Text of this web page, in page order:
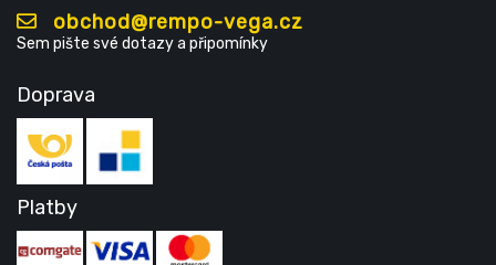
obchod@rempo-vega.cz
Sem pište své dotazy a připomínky
Doprava
Platby